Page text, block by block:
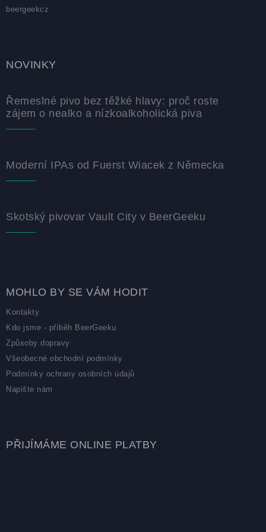
beergeekcz
NOVINKY
Řemeslné pivo bez těžké hlavy: proč roste
zájem o nealko a nízkoalkoholická piva
Moderní IPAs od Fuerst Wiacek z Německa
Skotský pivovar Vault City v BeerGeeku
MOHLO BY SE VÁM HODIT
Kontakty
Kdo jsme - příběh BeerGeeku
Způsoby dopravy
Všeobecné obchodní podmínky
Podmínky ochrany osobních údajů
Napište nám
PŘIJÍMÁME ONLINE PLATBY